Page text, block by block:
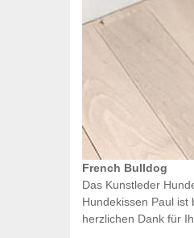
French Bulldog
Das Kunstleder
Hundekissen Paul
herzlichen Dank für